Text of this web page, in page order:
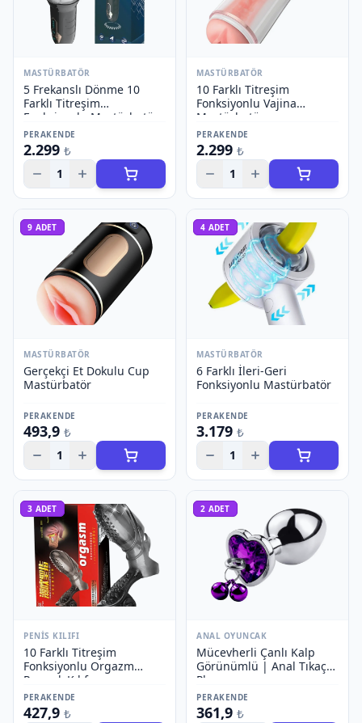
MASTÜRBATÖR
5 Frekanslı Dönme 10
Farklı Titreşim
Fonksiyonlu Mastürbatör
PERAKENDE
2.299 ₺
1
MASTÜRBATÖR
10 Farklı Titreşim
Fonksiyonlu Vajina
Mastürbatör
PERAKENDE
2.299 ₺
1
9 ADET
MASTÜRBATÖR
Gerçekçi Et Dokulu Cup
Mastürbatör
PERAKENDE
493,9 ₺
1
4 ADET
MASTÜRBATÖR
6 Farklı İleri-Geri
Fonksiyonlu Mastürbatör
PERAKENDE
3.179 ₺
1
3 ADET
PENIS KILIFI
10 Farklı Titreşim
Fonksiyonlu Orgazm
Parmak Kılıfı
PERAKENDE
427,9 ₺
2 ADET
ANAL OYUNCAK
Mücevherli Çanlı Kalp
Görünümlü | Anal Tıkaç
Plug
PERAKENDE
361,9 ₺